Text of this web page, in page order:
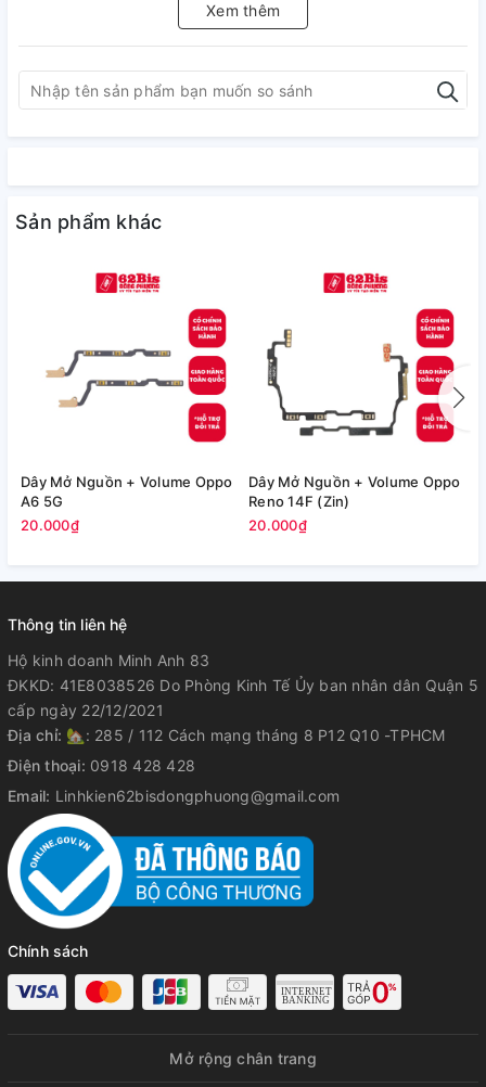
Xem thêm
Sản phẩm khác
Dây Mở Nguồn + Volume Oppo
A6 5G
20.000₫
Dây Mở Nguồn + Volume Oppo
Reno 14F (Zin)
20.000₫
Thông tin liên hệ
Hộ kinh doanh Minh Anh 83
ĐKKD: 41E8038526 Do Phòng Kinh Tế Ủy ban nhân dân Quận 5
cấp ngày 22/12/2021
Địa chỉ: 🏡: 285 / 112 Cách mạng tháng 8 P12 Q10 -TPHCM
Điện thoại: 0918 428 428
Email: Linhkien62bisdongphuong@gmail.com
Chính sách
Mở rộng chân trang